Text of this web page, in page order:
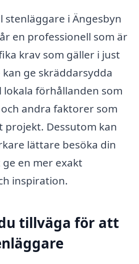
stenläggare i Ängesbyn
en professionell som är
krav som gäller i just
ge skräddarsydda
lokala förhållanden som
andra faktorer som
projekt. Dessutom kan
lättare besöka din
en mer exakt
inspiration.
tillväga för att